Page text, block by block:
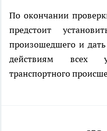
По окончании
предстоит
произошедшего и
действиям всех
транспортного